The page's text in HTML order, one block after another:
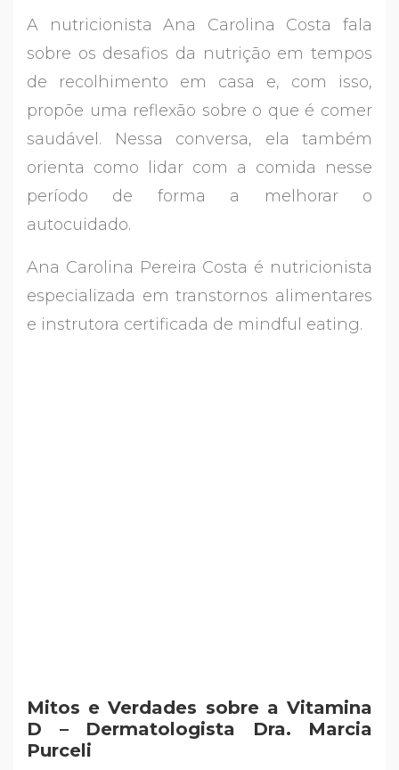
A nutricionista Ana Carolina Costa fala
sobre os desafios da nutrição em tempos
de recolhimento em casa e, com isso,
propõe uma reflexão sobre o que é comer
saudável. Nessa conversa, ela também
orienta como lidar com a comida nesse
período de forma a melhorar o
autocuidado.
Ana Carolina Pereira Costa é nutricionista
especializada em transtornos alimentares
e instrutora certificada de mindful eating.
Mitos e Verdades sobre a Vitamina
D – Dermatologista Dra. Marcia
Purceli